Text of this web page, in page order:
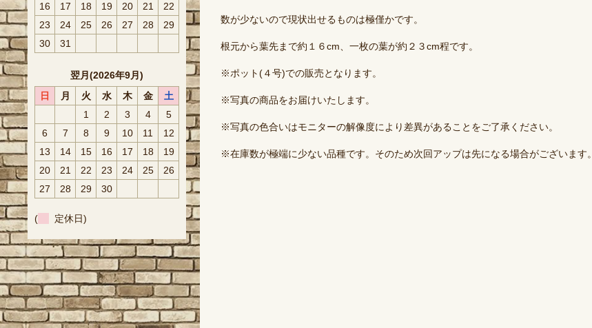
数が少ないので現状出せるものは極僅かです。
根元から葉先まで約１６cm、一枚の葉が約２３cm程です。
※ポット(４号)での販売となります。
※写真の商品をお届けいたします。
※写真の色合いはモニターの解像度により差異があることをご了承ください。
※在庫数が極端に少ない品種です。そのため次回アップは先になる場合がございます。
16
17 18 19 20 21
22
23
24 25 26 27 28
29
30
31
翌月(2026年9月)
日
月 火 水 木 金
土
1
2 3 4
5
6
7 8 9 10 11
12
13
14 15 16 17 18
19
20
21 22 23 24 25
26
27
28 29 30
( 定休日)